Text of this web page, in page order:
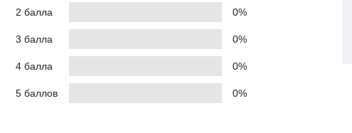
2 балла 0%
3 балла 0%
4 балла 0%
5 баллов 0%